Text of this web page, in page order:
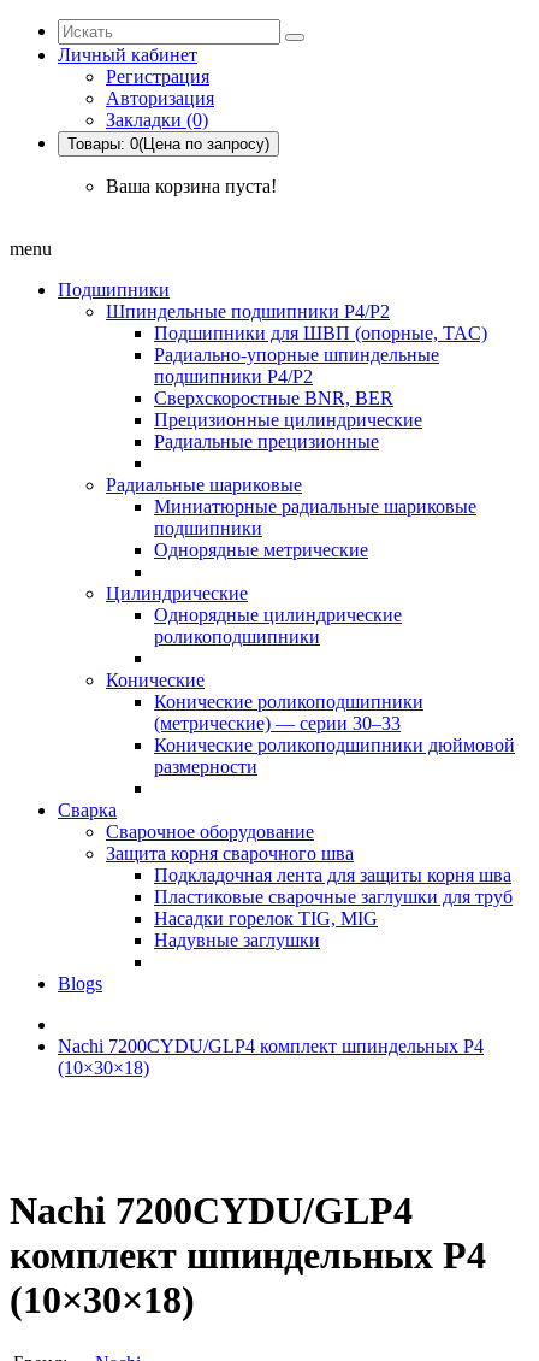
Личный кабинет
Регистрация
Авторизация
Закладки (0)
Товары: 0(Цена по запросу)
Ваша корзина пуста!
menu
Подшипники
Шпиндельные подшипники P4/P2
Подшипники для ШВП (опорные, TAC)
Радиально-упорные шпиндельные
подшипники P4/P2
Сверхскоростные BNR, BER
Прецизионные цилиндрические
Радиальные прецизионные
Радиальные шариковые
Миниатюрные радиальные шариковые
подшипники
Однорядные метрические
Цилиндрические
Однорядные цилиндрические
роликоподшипники
Конические
Конические роликоподшипники
(метрические) — серии 30–33
Конические роликоподшипники дюймовой
размерности
Сварка
Сварочное оборудование
Защита корня сварочного шва
Подкладочная лента для защиты корня шва
Пластиковые сварочные заглушки для труб
Насадки горелок TIG, MIG
Надувные заглушки
Blogs
Nachi 7200CYDU/GLP4 комплект шпиндельных P4
(10×30×18)
Nachi 7200CYDU/GLP4
комплект шпиндельных P4
(10×30×18)